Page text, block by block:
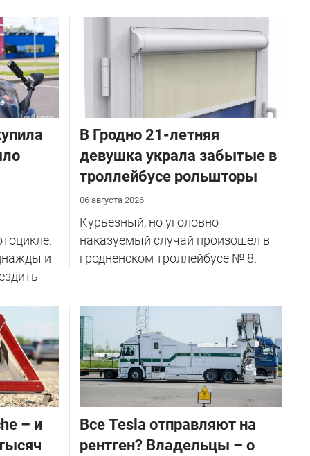
и
В Гродно 21-летняя
девушка украла забытые в
троллейбусе рольшторы
06 августа 2026
Курьезный, но уголовно
наказуемый случай произошел в
гродненском троллейбусе № 8.
– и
Все Tesla отправляют на
рентген? Владельцы – о